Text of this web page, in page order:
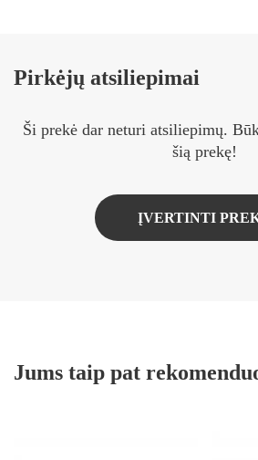
Pirkėjų atsiliepimai
Ši prekė dar neturi atsiliepimų.
šią prekę!
ĮVERTINTI
Jums taip pat